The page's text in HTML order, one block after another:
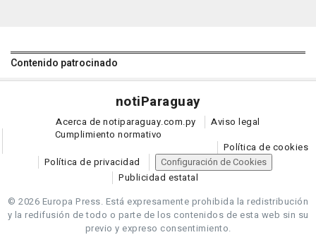
Contenido patrocinado
notiParaguay
Acerca de notiparaguay.com.py
Aviso legal
Cumplimiento normativo
Política de cookies
Política de privacidad
Configuración de Cookies
Publicidad estatal
© 2026 Europa Press. Está expresamente prohibida la redistribución
y la redifusión de todo o parte de los contenidos de esta web sin su
previo y expreso consentimiento.